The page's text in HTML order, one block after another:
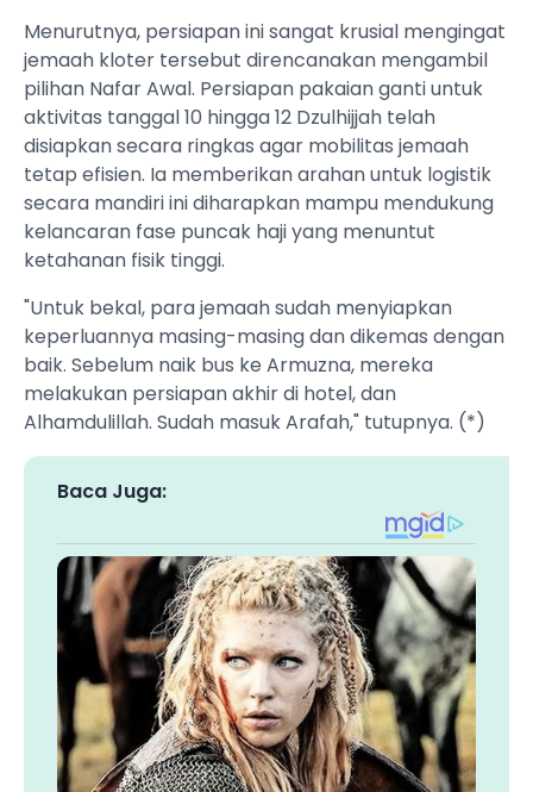
Menurutnya, persiapan ini sangat krusial mengingat
jemaah kloter tersebut direncanakan mengambil
pilihan Nafar Awal. Persiapan pakaian ganti untuk
aktivitas tanggal 10 hingga 12 Dzulhijjah telah
disiapkan secara ringkas agar mobilitas jemaah
tetap efisien. Ia memberikan arahan untuk logistik
secara mandiri ini diharapkan mampu mendukung
kelancaran fase puncak haji yang menuntut
ketahanan fisik tinggi.
"Untuk bekal, para jemaah sudah menyiapkan
keperluannya masing-masing dan dikemas dengan
baik. Sebelum naik bus ke Armuzna, mereka
melakukan persiapan akhir di hotel, dan
Alhamdulillah. Sudah masuk Arafah," tutupnya. (*)
Baca Juga: